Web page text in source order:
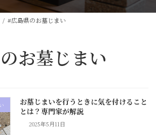
#広島県のお墓じまい
お墓じまい
お墓じまいを行うときに気を付けること
とは？専門家が解説
2025年5月11日